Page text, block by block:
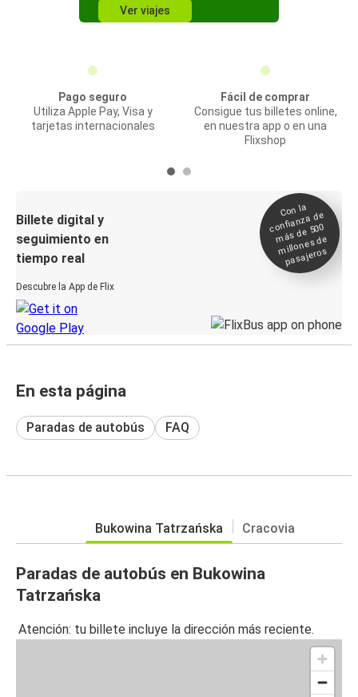
Ver viajes
Pago seguro
Utiliza Apple Pay, Visa y
tarjetas internacionales
Fácil de comprar
Consigue tus billetes online,
en nuestra app o en una
Flixshop
Billete digital y
seguimiento en
tiempo real
Descubre la App de Flix
Con la
confianza de
más de 500
millones de
pasajeros
En esta página
Paradas de autobús FAQ
Bukowina Tatrzańska Cracovia
Paradas de autobús en Bukowina
Tatrzańska
Atención: tu billete incluye la dirección más reciente.